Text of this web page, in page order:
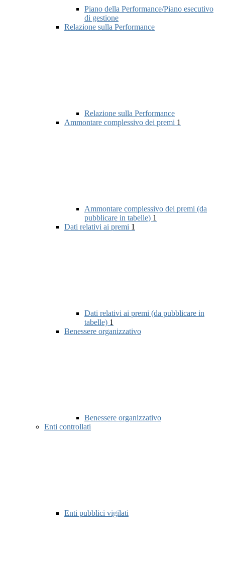
Piano della Performance/Piano esecutivo
di gestione
Relazione sulla Performance
Relazione sulla Performance
Ammontare complessivo dei premi 1
Ammontare complessivo dei premi (da
pubblicare in tabelle) 1
Dati relativi ai premi 1
Dati relativi ai premi (da pubblicare in
tabelle) 1
Benessere organizzativo
Benessere organizzativo
Enti controllati
Enti pubblici vigilati